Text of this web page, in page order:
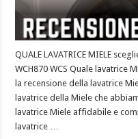
QUALE LAVATRICE MIELE
WCH870 WCS Quale lavatrice
la recensione della lavatrice
lavatrice della Miele che
lavatrice Miele affidabile e
lavatrice …